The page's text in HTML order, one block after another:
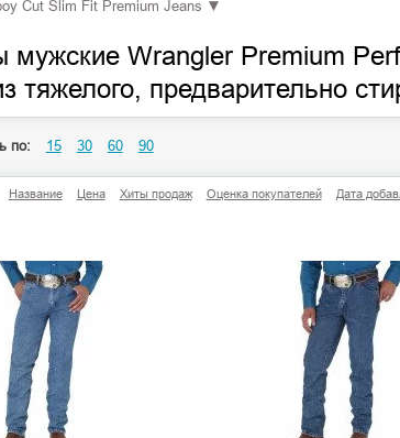
Cut Slim Fit Premium Jeans ▼
мужские Wrangler Premium
тяжелого, предварительно
по: 15 30 60 90
Название Цена Хиты продаж Оценка покупателей Дата